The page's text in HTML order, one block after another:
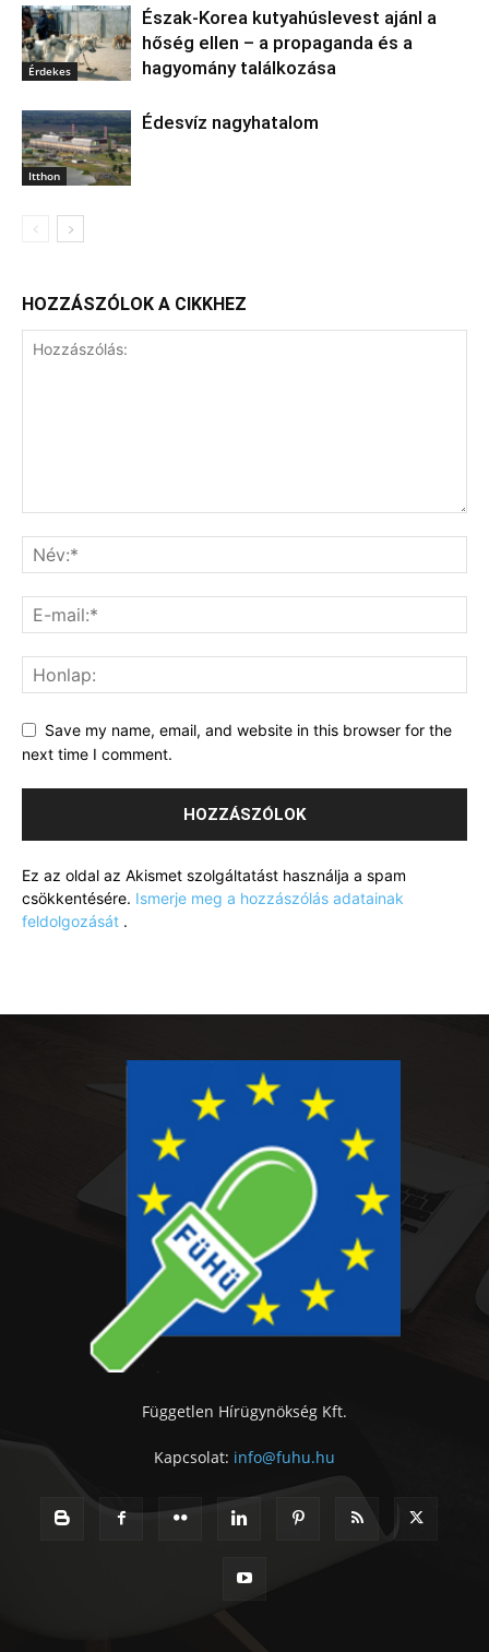
Érdekes
Észak‑Korea kutyahúslevest ajánl a
hőség ellen – a propaganda és a
hagyomány találkozása
Itthon
Édesvíz nagyhatalom
HOZZÁSZÓLOK A CIKKHEZ
Save my name, email, and website in this browser for the
next time I comment.
Ez az oldal az Akismet szolgáltatást használja a spam
csökkentésére. Ismerje meg a hozzászólás adatainak
feldolgozását .
Független Hírügynökség Kft.
Kapcsolat: info@fuhu.hu